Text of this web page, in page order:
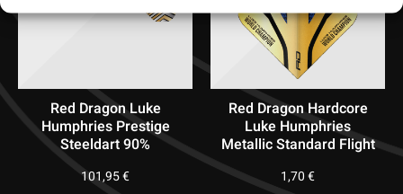
Red Dragon Luke
Humphries Prestige
Steeldart 90%
101,95€
Red Dragon Hardcore
Luke Humphries
Metallic Standard Flight
1,70€